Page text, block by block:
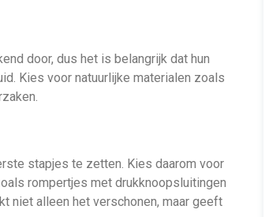
door, dus het is belangrijk dat hun
Kies voor natuurlijke materialen zoals
stapjes te zetten. Kies daarom voor
rompertjes met drukknoopsluitingen
niet alleen het verschonen, maar geeft